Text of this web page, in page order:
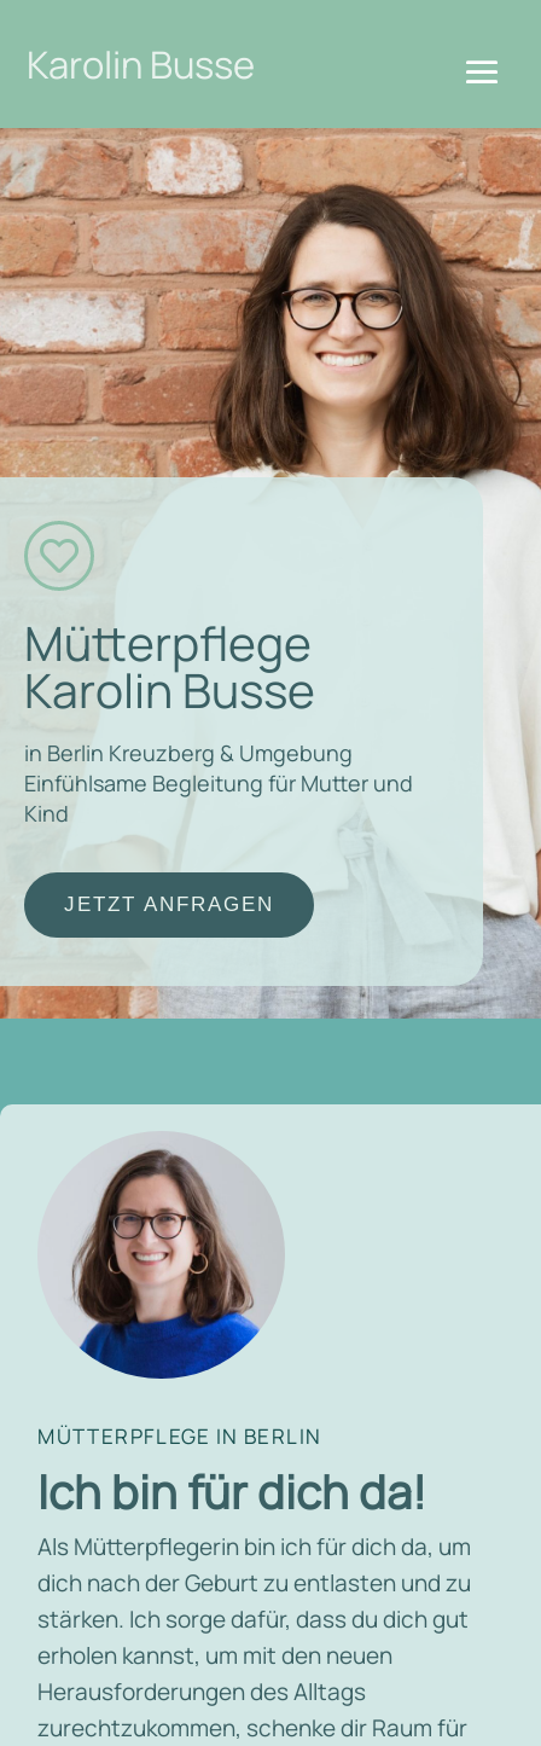
Karolin Busse

Mütterpflege
Karolin Busse
in Berlin Kreuzberg & Umgebung
Einfühlsame Begleitung für Mutter und
Kind
JETZT ANFRAGEN
MÜTTERPFLEGE IN BERLIN
Ich bin für dich da!
Als Mütterpflegerin bin ich für dich da, um
dich nach der Geburt zu entlasten und zu
stärken. Ich sorge dafür, dass du dich gut
erholen kannst, um mit den neuen
Herausforderungen des Alltags
zurechtzukommen, schenke dir Raum für